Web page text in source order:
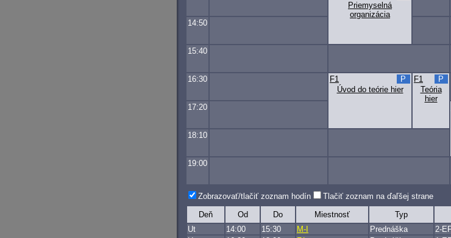
Priemyselná
organizácia
14:50
15:40
16:30
Úvod do teórie hier
F1
P
Teória
hier
F1 P
17:20
18:10
19:00
Zobrazovať/tlačiť zoznam hodín Tlačiť zoznam na ďaľšej strane
Deň Od Do Miestnosť Typ
Ut
14:00 15:30 M-I Prednáška 2-